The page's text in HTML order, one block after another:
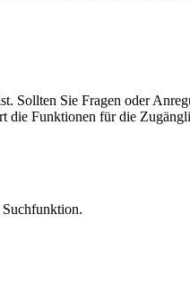
Sollten Sie Fragen oder
Funktionen für die